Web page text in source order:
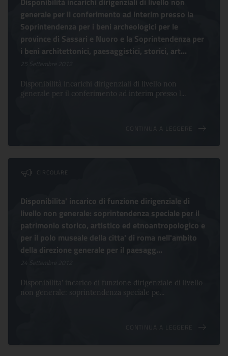
generale per il conferimento ad interim presso la
Soprintendenza per i beni archeologici per le
province di Sassari e Nuoro e la Soprintendenza per
i beni architettonici, paesaggistici, storici, art...
25 Settembre 2012
Disponibilità incarichi dirigenziali di livello non
generale per il conferimento ad interim presso l...
CONTINUA A LEGGERE
CIRCOLARE
Disponibilita' incarico di funzione dirigenziale di
livello non generale: soprintendenza speciale per il
patrimonio storico, artistico ed etnoantropologico e
per il polo museale della citta' di roma nell'ambito
della direzione generale per il paesagg...
24 Settembre 2012
Disponibilita' incarico di funzione dirigenziale di livello
non generale: soprintendenza speciale pe...
CONTINUA A LEGGERE